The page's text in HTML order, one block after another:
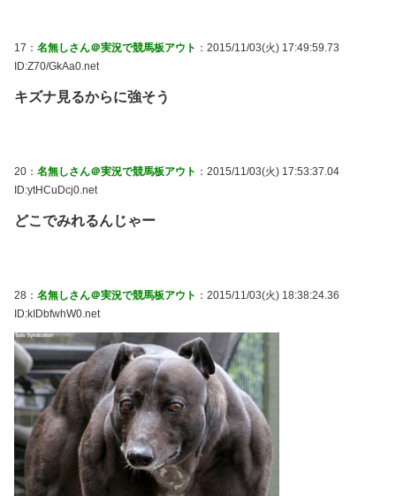
17： 名無しさん＠実況で競馬板アウト ：2015/11/03(火) 17:49:59.73
ID:Z70/GkAa0.net
キズナ見るからに強そう
20： 名無しさん＠実況で競馬板アウト ：2015/11/03(火) 17:53:37.04
ID:ytHCuDcj0.net
どこでみれるんじゃー
28： 名無しさん＠実況で競馬板アウト ：2015/11/03(火) 18:38:24.36
ID:kIDbfwhW0.net